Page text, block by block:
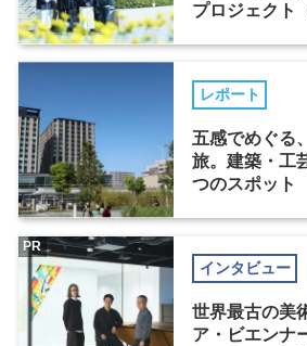
プロジェクト
レポート
五感でめぐる
旅。建築・工
つのスポット
インタビュー
世界最古の美
ア・ビエンナ
PR